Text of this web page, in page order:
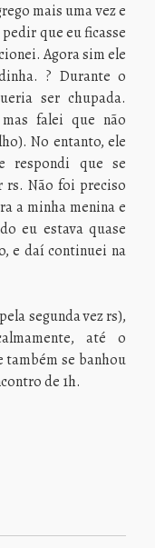
mais uma vez e
que eu ficasse
Agora sim ele
? Durante o
ser chupada.
falei que não
No entanto, ele
respondi que se
rs. Não foi preciso
a minha menina e
eu estava quase
e daí continuei na
segunda vez rs),
até o
também se banhou
de 1h.